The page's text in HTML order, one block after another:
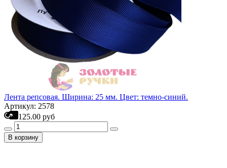
Лента репсовая. Ширина: 25 мм. Цвет: темно-синий.
Артикул: 2578
125.00 руб
В корзину